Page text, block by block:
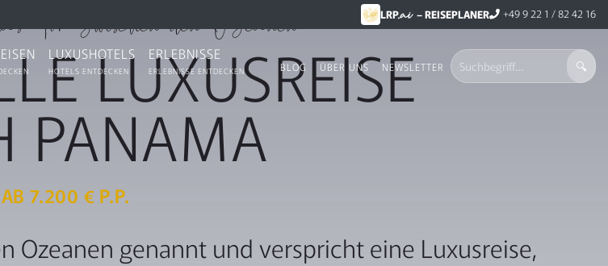
LRP.ai – REISEPLANER +49 9 22 1 / 82 42 16
LUXUSHOTELS
HOTELS ENTDECKEN
ERLEBNISSE
ERLEBNISSE ENTDECKEN BLOG ÜBER UNS NEWSLETTER
Tor zwischen den Ozeanen
LUXUSREISE
PANAMA
AB 7.200 € P.P.
Ozeanen genannt und verspricht eine Luxusreise,